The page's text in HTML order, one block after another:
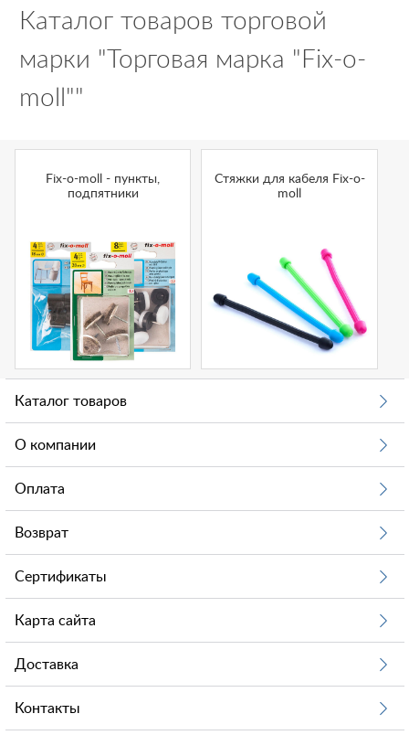
Каталог товаров торговой
марки "Торговая марка "Fix-o-
moll""
Fix-o-moll - пункты,
подпятники
Стяжки для кабеля Fix-o-
moll
Каталог товаров
О компании
Оплата
Возврат
Сертификаты
Карта сайта
Доставка
Контакты